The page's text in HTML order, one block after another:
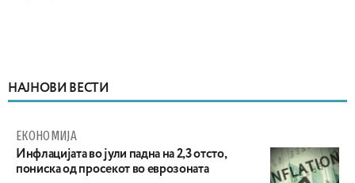
НАЈНОВИ ВЕСТИ
ЕКОНОМИЈА
Инфлацијата во јули падна на 2,3 отсто,
пониска од просекот во еврозоната